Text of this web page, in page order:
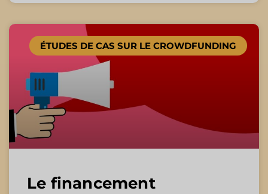
ÉTUDES DE CAS SUR LE CROWDFUNDING
Le financement